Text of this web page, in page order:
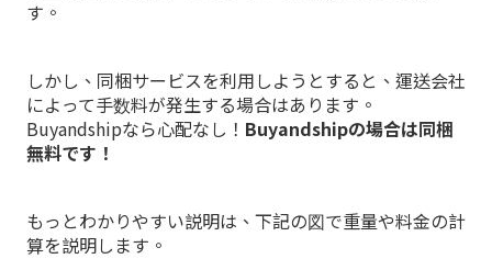
す。
しかし、同梱サービスを利用しようとすると、運送会社
によって手数料が発生する場合はあります。
Buyandshipなら心配なし！ Buyandshipの場合は同梱
無料です！
もっとわかりやすい説明は、下記の図で重量や料金の計
算を説明します。